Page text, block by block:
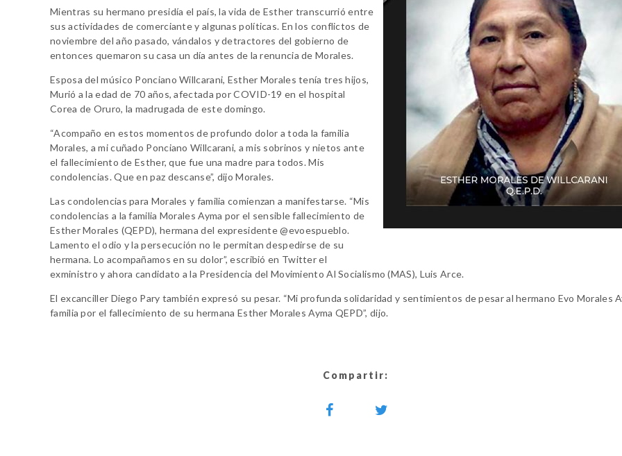
Mientras su hermano presidía el país, la vida de Esther transcurrió entre
sus actividades de comerciante y algunas políticas. En los conflictos de
noviembre del año pasado, vándalos y detractores del gobierno de
entonces quemaron su casa un día antes de la renuncia de Morales.
Esposa del músico Ponciano Willcarani, Esther Morales tenía tres hijos,
Murió a la edad de 70 años, afectada por COVID-19 en el hospital
Corea de Oruro, la madrugada de este domingo.
“Acompaño en estos momentos de profundo dolor a toda la familia
Morales, a mi cuñado Ponciano Willcarani, a mis sobrinos y nietos ante
el fallecimiento de Esther, que fue una madre para todos. Mis
condolencias. Que en paz descanse”, dijo Morales.
Las condolencias para Morales y familia comienzan a manifestarse. “Mis
condolencias a la familia Morales Ayma por el sensible fallecimiento de
Esther Morales (QEPD), hermana del expresidente @evoespueblo.
Lamento el odio y la persecución no le permitan despedirse de su
hermana. Lo acompañamos en su dolor”, escribió en Twitter el
exministro y ahora candidato a la Presidencia del Movimiento Al Socialismo (MAS), Luis Arce.
El excanciller Diego Pary también expresó su pesar. “Mi profunda solidaridad y sentimientos de pesar al hermano Evo Morales
familia por el fallecimiento de su hermana Esther Morales Ayma QEPD”, dijo.
Compartir: